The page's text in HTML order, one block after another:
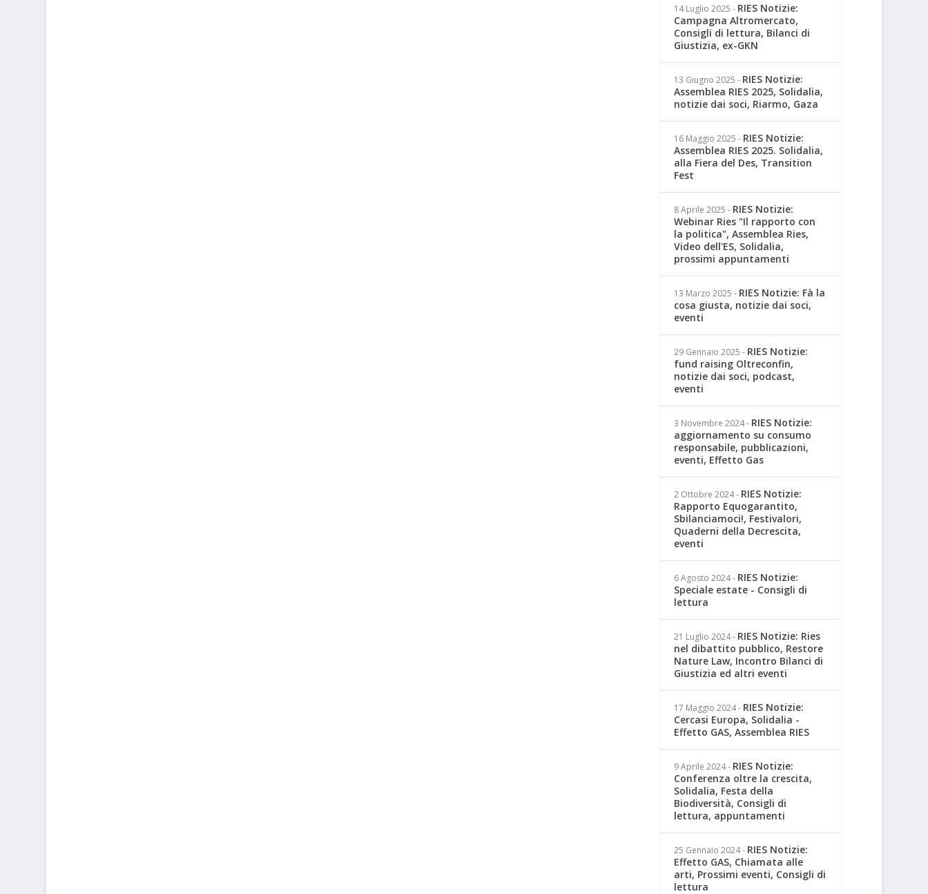
14 Luglio 2025 - RIES Notizie:
Campagna Altromercato,
Consigli di lettura, Bilanci di
Giustizia, ex-GKN
13 Giugno 2025 - RIES Notizie:
Assemblea RIES 2025, Solidalia,
notizie dai soci, Riarmo, Gaza
16 Maggio 2025 - RIES Notizie:
Assemblea RIES 2025. Solidalia,
alla Fiera del Des, Transition
Fest
8 Aprile 2025 - RIES Notizie:
Webinar Ries "Il rapporto con
la politica", Assemblea Ries,
Video dell'ES, Solidalia,
prossimi appuntamenti
13 Marzo 2025 - RIES Notizie: Fà la
cosa giusta, notizie dai soci,
eventi
29 Gennaio 2025 - RIES Notizie:
fund raising Oltreconfin,
notizie dai soci, podcast,
eventi
3 Novembre 2024- RIES Notizie:
aggiornamento su consumo
responsabile, pubblicazioni,
eventi, Effetto Gas
2 Ottobre 2024- RIES Notizie:
Rapporto Equogarantito,
Sbilanciamoci!, Festivalori,
Quaderni della Decrescita,
eventi
6 Agosto 2024- RIES Notizie:
Speciale estate - Consigli di
lettura
21 Luglio 2024- RIES Notizie: Ries
nel dibattito pubblico, Restore
Nature Law, Incontro Bilanci di
Giustizia ed altri eventi
17 Maggio 2024- RIES Notizie:
Cercasi Europa, Solidalia -
Effetto GAS, Assemblea RIES
9 Aprile 2024- RIES Notizie:
Conferenza oltre la crescita,
Solidalia, Festa della
Biodiversità, Consigli di
lettura, appuntamenti
25 Gennaio 2024- RIES Notizie:
Effetto GAS, Chiamata alle
arti, Prossimi eventi, Consigli di
lettura